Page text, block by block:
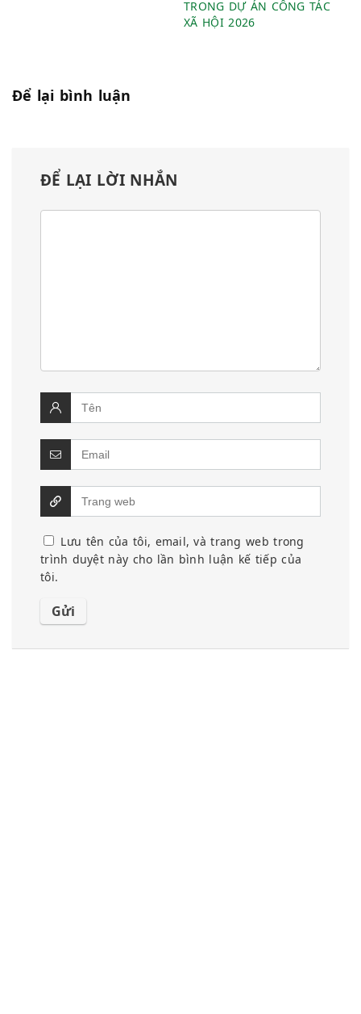
TRONG DỰ ÁN CÔNG TÁC
XÃ HỘI 2026
Để lại bình luận
ĐỂ LẠI LỜI NHẮN
Lưu tên của tôi, email, và trang web trong
trình duyệt này cho lần bình luận kế tiếp của
tôi.